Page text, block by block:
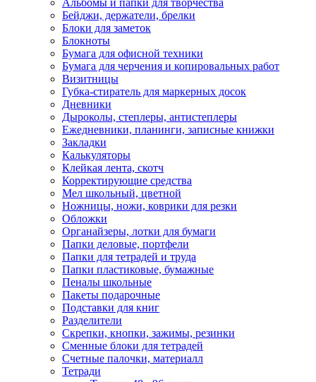
Бейджи, держатели, брелки
Блоки для заметок
Блокноты
Бумага для офисной техники
Бумага для черчения и копировальных работ
Визитницы
Губка-стиратель для маркерных досок
Дневники
Дыроколы, степлеры, антистеплеры
Ежедневники, планинги, записные книжки
Закладки
Калькуляторы
Клейкая лента, скотч
Корректирующие средства
Мел школьный, цветной
Ножницы, ножи, коврики для резки
Обложки
Органайзеры, лотки для бумаги
Папки деловые, портфели
Папки для тетрадей и труда
Папки пластиковые, бумажные
Пеналы школьные
Пакеты подарочные
Подставки для книг
Разделители
Скрепки, кнопки, зажимы, резинки
Сменные блоки для тетрадей
Счетные палочки, материалл
Тетради